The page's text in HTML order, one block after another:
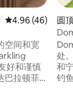
平均评分 4.96 分
4.96 (46)
空间和宽
好和谨慎
巴拉顿菲
圆
鱼
处
和
钓
听
的